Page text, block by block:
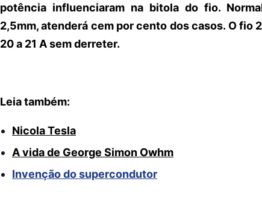
potência influenciaram na bitola do fio.
2,5mm, atenderá cem por cento dos casos. O fio
20 a 21 A sem derreter.
Leia também:
Nicola Tesla
A vida de George Simon Owhm
Invenção do supercondutor